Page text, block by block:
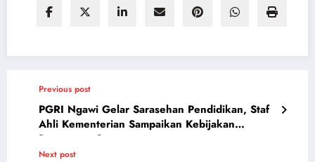
Previous post
PGRI Ngawi Gelar Sarasehan Pendidikan, Staf
Ahli Kementerian Sampaikan Kebijakan
Penguatan Guru
Next post